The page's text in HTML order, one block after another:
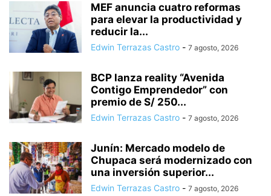
MEF anuncia cuatro reformas
para elevar la productividad y
reducir la...
Edwin Terrazas Castro - 7 agosto, 2026
BCP lanza reality “Avenida
Contigo Emprendedor” con
premio de S/ 250...
Edwin Terrazas Castro - 7 agosto, 2026
Junín: Mercado modelo de
Chupaca será modernizado con
una inversión superior...
Edwin Terrazas Castro - 7 agosto, 2026